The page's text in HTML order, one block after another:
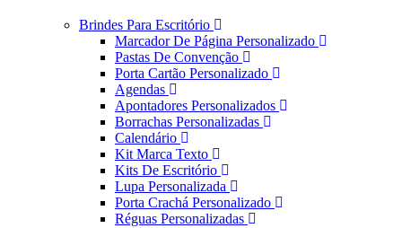
Brindes Para Escritório
Marcador De Página Personalizado
Pastas De Convenção
Porta Cartão Personalizado
Agendas
Apontadores Personalizados
Borrachas Personalizadas
Calendário
Kit Marca Texto
Kits De Escritório
Lupa Personalizada
Porta Crachá Personalizado
Réguas Personalizadas